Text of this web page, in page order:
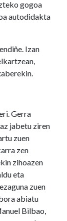
gogoa
autodidakta
Izan
Gerra
jabetu ziren
zuen
zen
zihoazen
eta
zuen
abiatu
Bilbao,